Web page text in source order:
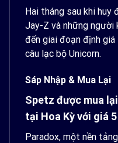
Hai tháng sau khi
Jay-Z và những
đến giai đoạn định
câu lạc bộ Unicorn.
Sáp Nhập & Mua Lại
Spetz được mua
tại Hoa Kỳ với giá
Paradox, một nền